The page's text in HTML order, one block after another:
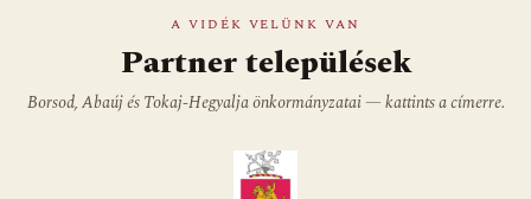
A VIDÉK VELÜNK VAN
Partner települések
Borsod, Abaúj és Tokaj-Hegyalja önkormányzatai — kattints a címerre.